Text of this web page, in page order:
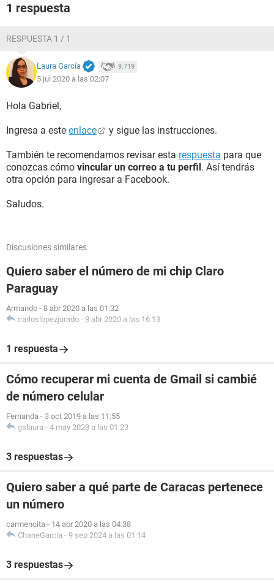
1 respuesta
RESPUESTA 1 / 1
Laura García 9.719
5 jul 2020 a las 02:07
Hola Gabriel,
Ingresa a este enlace y sigue las instrucciones.
También te recomendamos revisar esta respuesta para que
conozcas cómo vincular un correo a tu perfil. Así tendrás
otra opción para ingresar a Facebook.
Saludos.
Discusiones similares
Quiero saber el número de mi chip Claro
Paraguay
Armando - 8 abr 2020 a las 01:32
carloslopezjurado - 8 abr 2020 a las 16:13
1 respuesta
Cómo recuperar mi cuenta de Gmail si cambié
de número celular
Fernanda - 3 oct 2019 a las 11:55
gslaura - 4 may 2023 a las 01:23
3 respuestas
Quiero saber a qué parte de Caracas pertenece
un número
carmencita - 14 abr 2020 a las 04:38
ChaneGarcia - 9 sep 2024 a las 01:14
3 respuestas